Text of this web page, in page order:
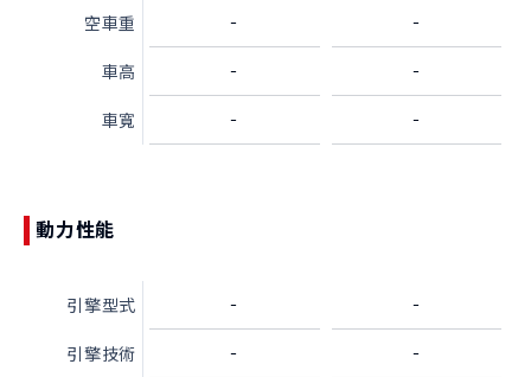
空車重 - -
車高 - -
車寬 - -
動力性能
引擎型式 - -
引擎技術 - -